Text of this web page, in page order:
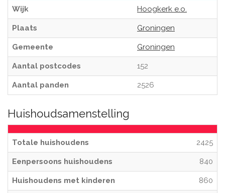
Wijk Hoogkerk e.o.
Plaats Groningen
Gemeente Groningen
Aantal postcodes 152
Aantal panden 2526
Huishoudsamenstelling
Totale huishoudens 2425
Eenpersoons huishoudens 840
Huishoudens met kinderen 860